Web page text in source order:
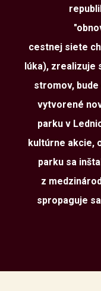
cestnej siete
lúka), zrealizuje
stromov, bude
vytvorené
parku v
kultúrne akcie,
parku sa
z
spropaguje